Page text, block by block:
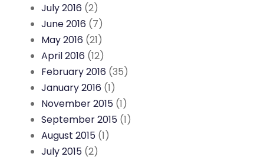
July 2016 (2)
June 2016 (7)
May 2016 (21)
April 2016 (12)
February 2016 (35)
January 2016 (1)
November 2015 (1)
September 2015 (1)
August 2015 (1)
July 2015 (2)